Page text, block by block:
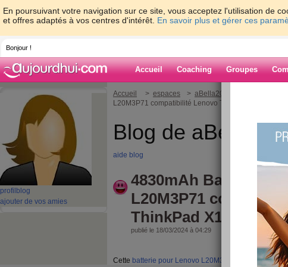
En poursuivant votre navigation sur ce site, vous acceptez l'utilisation de
et offres adaptés à vos centres d'intérêt. En savoir plus et gérer ces
Bonjour !
Accueil Coaching Groupes
profil blog
ajouter de vos amies
Accueil > espaces > aBella2022
> 4830mAh
L20M3P71 compatibilité Lenovo ThinkPad X13 Yoga
Blog de
aide blog
4830mAh Batterie
L20M3P71
ThinkPad X13 Yoga
publié le 18/03/2024 à 04:29
Cette batterie pour Lenovo L20M3P71
, Capacité